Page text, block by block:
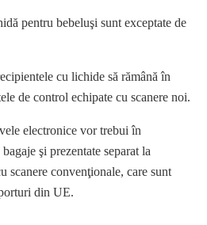
pentru bebeluşi sunt exceptate de
cu lichide să rămână în
de control echipate cu scanere noi.
electronice vor trebui în
şi prezentate separat la
scanere convenţionale, care sunt
din UE.